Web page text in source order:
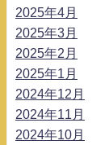
2025年4月
2025年3月
2025年2月
2025年1月
2024年12月
2024年11月
2024年10月